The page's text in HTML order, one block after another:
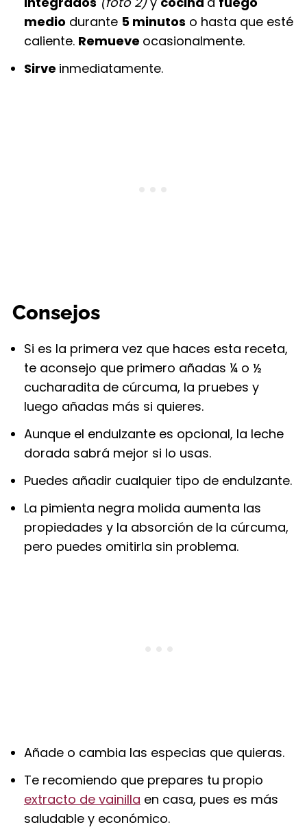
medio durante 5 minutos o hasta que esté
caliente. Remueve ocasionalmente.
Sirve inmediatamente.
Consejos
Si es la primera vez que haces esta receta,
te aconsejo que primero añadas ¼ o ½
cucharadita de cúrcuma, la pruebes y
luego añadas más si quieres.
Aunque el endulzante es opcional, la leche
dorada sabrá mejor si lo usas.
Puedes añadir cualquier tipo de endulzante.
La pimienta negra molida aumenta las
propiedades y la absorción de la cúrcuma,
pero puedes omitirla sin problema.
Añade o cambia las especias que quieras.
Te recomiendo que prepares tu propio
extracto de vainilla en casa, pues es más
saludable y económico.